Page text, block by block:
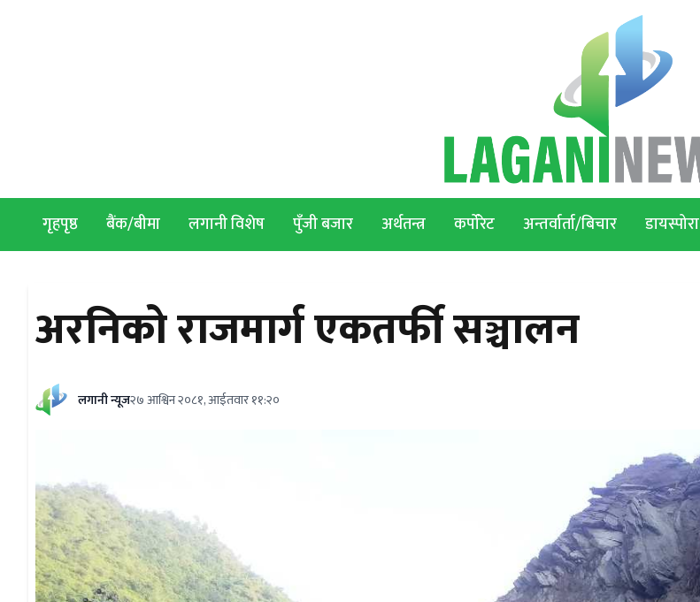
गृहपृष्ठ बैंक/बीमा लगानी विशेष पुँजी बजार अर्थतन्त्र कर्पोरेट अन्तर्वार्ता/बिचार डायस्पोरा
अरनिको राजमार्ग एकतर्फी सञ्चालन
लगानी न्यूज२७ आश्विन २०८१, आईतवार ११:२०